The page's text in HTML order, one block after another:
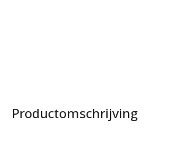
Productomschrijving